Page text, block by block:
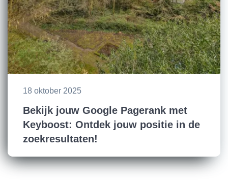
18 oktober 2025
Bekijk jouw Google Pagerank met
Keyboost: Ontdek jouw positie in de
zoekresultaten!